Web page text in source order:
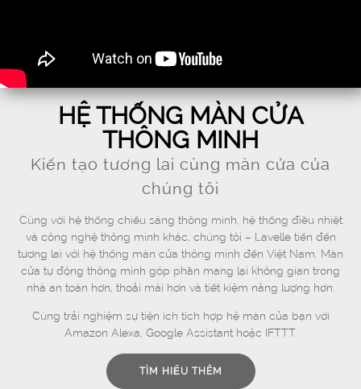
HỆ THỐNG MÀN CỬA
THÔNG MINH
Kiến tạo tương lai cùng màn cửa của
chúng tôi
Cùng với hệ thống chiếu sáng thông minh, hệ thống điều nhiệt
và công nghệ thông minh khác, chúng tôi – Lavelle tiến đến
tương lai với hệ thống màn cửa thông minh đến Việt Nam. Màn
cửa tự động thông minh góp phần mang lại không gian trong
nhà an toàn hơn, thoải mái hơn và tiết kiệm năng lượng hơn.
Cùng trải nghiệm sự tiện ích tích hợp hệ màn của bạn với
Amazon Alexa, Google Assistant hoặc IFTTT.
TÌM HIỂU THÊM